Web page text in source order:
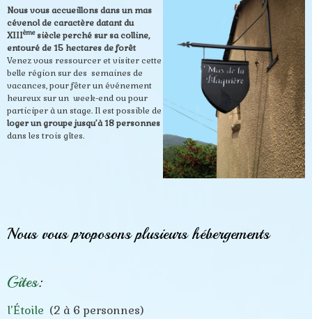
Nous vous accueillons dans un mas
cévenol de caractère datant du
XIIIèmesiècleperché sur sa colline,
entouré de 15 hectares de forêt
Venez vous ressourcer et visiter cette
belle région sur des semaines de
vacances, pour fêter un événement
heureux sur un week-end ou pour
participer à un stage. Il est possible de
loger un groupe jusqu’à 18 personnes
dans les trois gîtes.
Nous vous proposons plusieurs hébergements
Gîtes:
l’Étoile (2 à 6 personnes)